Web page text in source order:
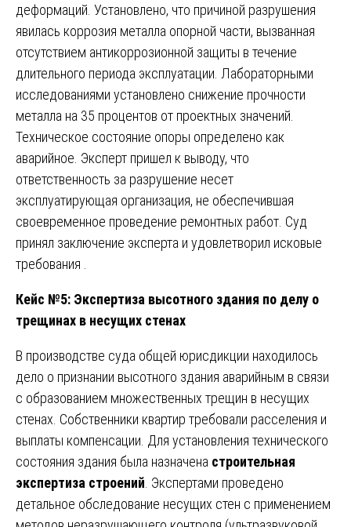
деформаций. Установлено, что причиной разрушения
явилась коррозия металла опорной части, вызванная
отсутствием антикоррозионной защиты в течение
длительного периода эксплуатации. Лабораторными
исследованиями установлено снижение прочности
металла на 35 процентов от проектных значений.
Техническое состояние опоры определено как
аварийное. Эксперт пришел к выводу, что
ответственность за разрушение несет
эксплуатирующая организация, не обеспечившая
своевременное проведение ремонтных работ. Суд
принял заключение эксперта и удовлетворил исковые
требования .
Кейс №5: Экспертиза высотного здания по делу о
трещинах в несущих стенах
В производстве суда общей юрисдикции находилось
дело о признании высотного здания аварийным в связи
с образованием множественных трещин в несущих
стенах. Собственники квартир требовали расселения и
выплаты компенсации. Для установления технического
состояния здания была назначена строительная
экспертиза строений . Экспертами проведено
детальное обследование несущих стен с применением